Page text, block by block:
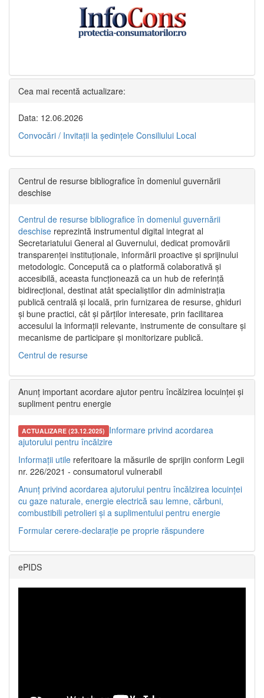
Cea mai recentă actualizare:
Data: 12.06.2026
Convocări / Invitaţii la şedinţele Consiliului Local
Centrul de resurse bibliografice în domeniul guvernării
deschise
Centrul de resurse bibliografice în domeniul guvernării
deschise reprezintă instrumentul digital integrat al
Secretariatului General al Guvernului, dedicat promovării
transparenței instituționale, informării proactive și sprijinului
metodologic. Concepută ca o platformă colaborativă și
accesibilă, aceasta funcționează ca un hub de referință
bidirecțional, destinat atât specialiștilor din administrația
publică centrală și locală, prin furnizarea de resurse, ghiduri
și bune practici, cât și părților interesate, prin facilitarea
accesului la informații relevante, instrumente de consultare și
mecanisme de participare și monitorizare publică.
Centrul de resurse
Anunț important acordare ajutor pentru încălzirea locuinței și
supliment pentru energie
ACTUALIZARE (23.12.2025) Informare privind acordarea
ajutorului pentru încălzire
Informații utile referitoare la măsurile de sprijin conform Legii
nr. 226/2021 - consumatorul vulnerabil
Anunț privind acordarea ajutorului pentru încălzirea locuinței
cu gaze naturale, energie electrică sau lemne, cărbuni,
combustibili petrolieri și a suplimentului pentru energie
Formular cerere-declarație pe proprie răspundere
ePIDS